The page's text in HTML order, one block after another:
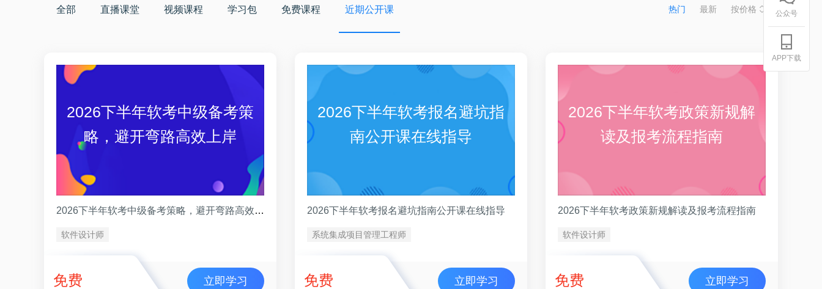
全部 直播课堂 视频课程 学习包 免费课程 近期公开课 热门 最新 按价格
2026下半年软考中级备考策
略，避开弯路高效上岸
2026下半年软考中级备考策略，避开弯路高效上岸
软件设计师
免费 立即学习
2026下半年软考报名避坑指
南公开课在线指导
2026下半年软考报名避坑指南公开课在线指导
系统集成项目管理工程师
免费 立即学习
2026下半年软考政策新规解
读及报考流程指南
2026下半年软考政策新规解读及报考流程指南
软件设计师
免费 立即学习
公众号
APP下载